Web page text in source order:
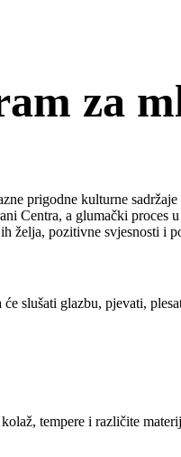
za
prigodne kulturne
Centra, a glumački
želja, pozitivne svjesnosti i
slušati glazbu, pjevati,
tempere i različite